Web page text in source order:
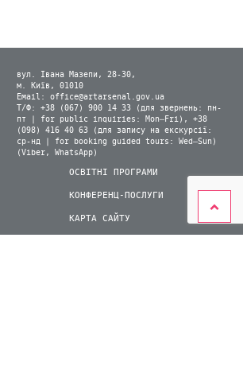
вул. Івана Мазепи, 28-30,
м. Київ, 01010
Email: office@artarsenal.gov.ua
Т/Ф: +38 (067) 900 14 33 (для звернень: пн-
пт | for public inquiries: Mon–Fri), +38
(098) 416 40 63 (для запису на екскурсії:
ср-нд | for booking guided tours: Wed–Sun)
(Viber, WhatsApp)
ОСВІТНІ ПРОГРАМИ
КОНФЕРЕНЦ-ПОСЛУГИ
КАРТА САЙТУ